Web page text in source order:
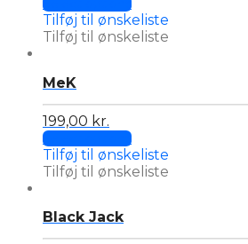
Select options
product
has
options
be
chosen
on
Tilføj til ønskeliste
Tilføj til ønskeliste
MeK
199,00 kr.
Select optionsThis
product
has
options
Tilføj til ønskeliste
Tilføj til ønskeliste
Black Jack